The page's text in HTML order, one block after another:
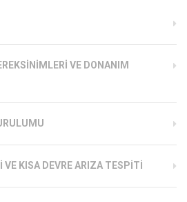
VE DONANIM
KISA DEVRE ARIZA TESPITI